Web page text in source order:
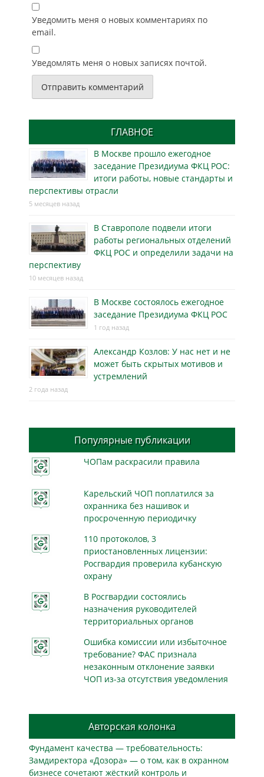
Уведомить меня о новых комментариях по
email.
Уведомлять меня о новых записях почтой.
ГЛАВНОЕ
В Москве прошло ежегодное
заседание Президиума ФКЦ РОС:
итоги работы, новые стандарты и
перспективы отрасли
5 месяцев назад
В Ставрополе подвели итоги
работы региональных отделений
ФКЦ РОС и определили задачи на
перспективу
10 месяцев назад
В Москве состоялось ежегодное
заседание Президиума ФКЦ РОС
1 год назад
Александр Козлов: У нас нет и не
может быть скрытых мотивов и
устремлений
2 года назад
Популярные публикации
ЧОПам раскрасили правила
Карельский ЧОП поплатился за
охранника без нашивок и
просроченную периодичку
110 протоколов, 3
приостановленных лицензии:
Росгвардия проверила кубанскую
охрану
В Росгвардии состоялись
назначения руководителей
территориальных органов
Ошибка комиссии или избыточное
требование? ФАС признала
незаконным отклонение заявки
ЧОП из-за отсутствия уведомления
Авторская колонка
Фундамент качества — требовательность:
Замдиректора «Дозора» — о том, как в охранном
бизнесe сочетают жёсткий контроль и